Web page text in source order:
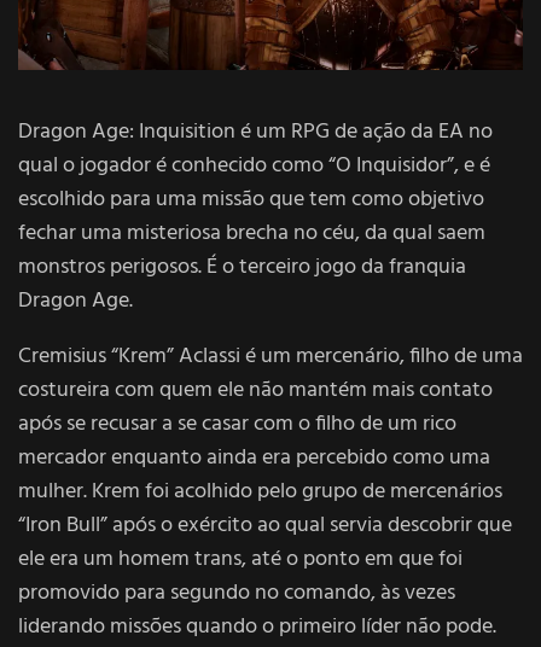
Dragon Age: Inquisition é um RPG de ação da EA no
qual o jogador é conhecido como “O Inquisidor”, e é
escolhido para uma missão que tem como objetivo
fechar uma misteriosa brecha no céu, da qual saem
monstros perigosos. É o terceiro jogo da franquia
Dragon Age.
Cremisius “Krem” Aclassi é um mercenário, filho de uma
costureira com quem ele não mantém mais contato
após se recusar a se casar com o filho de um rico
mercador enquanto ainda era percebido como uma
mulher. Krem foi acolhido pelo grupo de mercenários
“Iron Bull” após o exército ao qual servia descobrir que
ele era um homem trans, até o ponto em que foi
promovido para segundo no comando, às vezes
liderando missões quando o primeiro líder não pode.